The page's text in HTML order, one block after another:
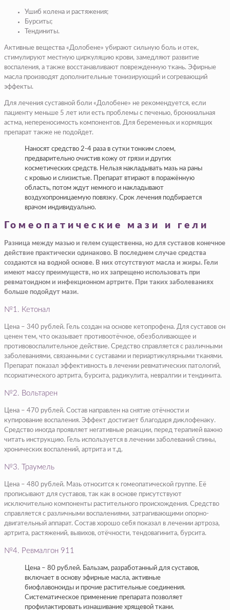
Ушиб колена и растяжения;
Бурситы;
Тендиниты.
Активные вещества «Долобене» убирают сильную боль и отек,
стимулируют местную циркуляцию крови, замедляют развитие
воспаления, а также восстанавливают поврежденную ткань. Эфирные
масла производят дополнительные тонизирующий и согревающий
эффекты.
Для лечения суставной боли «Долобене» не рекомендуется, если
пациенту меньше 5 лет или есть проблемы с печенью, бронхиальная
астма, непереносимость компонентов. Для беременных и кормящих
препарат также не подойдет.
Наносят средство 2-4 раза в сутки тонким слоем,
предварительно очистив кожу от грязи и других
косметических средств. Нельзя накладывать мазь на раны
с кровью и слизистые. Препарат втирают в поражённую
область, потом ждут немного и накладывают
воздухопроницаемую повязку. Срок лечения подбирается
врачом индивидуально.
Гомеопатические мази и гели
Разница между мазью и гелем существенна, но для суставов конечное
действие практически одинаково. В последнем случае средства
создаются на водной основе. В них отсутствуют масла и жиры. Гели
имеют массу преимуществ, но их запрещено использовать при
ревматоидном и инфекционном артрите. При таких заболеваниях
больше подойдут мази.
№1. Кетонал
Цена – 340 рублей. Гель создан на основе кетопрофена. Для суставов он
ценен тем, что оказывает противоотёчное, обезболивающее и
противовоспалительное действие. Средство справляется с различными
заболеваниями, связанными с суставами и периартикулярными тканями.
Препарат показал эффективность в лечении ревматических патологий,
псориатического артрита, бурсита, радикулита, невралгии и тендинита.
№2. Вольтарен
Цена – 470 рублей. Состав направлен на снятие отёчности и
купирование воспаления. Эффект достигает благодаря диклофенаку.
Средство иногда проявляет негативные реакции, перед терапией важно
читать инструкцию. Гель используется в лечении заболеваний спины,
хронических воспалений, артрита и т.д.
№3. Траумель
Цена – 480 рублей. Мазь относится к гомеопатической группе. Её
прописывают для суставов, так как в основе присутствуют
исключительно компоненты растительного происхождения. Средство
справляется с различными воспалениями, затрагивающими опорно-
двигательный аппарат. Состав хорошо себя показал в лечении артроза,
артрита, растяжений, вывихов, отёчности, тендовагинита, бурсита.
№4. Ревмалгон 911
Цена – 80 рублей. Бальзам, разработанный для суставов,
включает в основу эфирные масла, активные
биофлавоноиды и прочие растительные соединения.
Систематическое применение препарата позволяет
профилактировать изнашивание хрящевой ткани.